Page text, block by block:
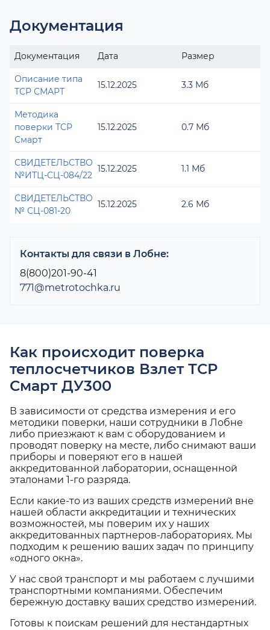
Документация
Документация Дата Размер
Описание типа
ТСР СМАРТ
15.12.2025 3.3 Мб
Методика
поверки ТСР
Смарт
15.12.2025 0.7 Мб
СВИДЕТЕЛЬСТВО
№ИТЦ-СЦ-084/22
15.12.2025 1.1 Мб
СВИДЕТЕЛЬСТВО
№ СЦ-081-20
15.12.2025 2.6 Мб
Контакты для связи в Лобне:
8(800)201-90-41
771@metrotochka.ru
Как происходит поверка
теплосчетчиков Взлет ТСР
Смарт ДУ300
В зависимости от средства измерения и его
методики поверки, наши сотрудники в Лобне
либо приезжают к вам с оборудованием и
проводят поверку на месте, либо снимают ваши
приборы и поверяют его в нашей
аккредитованной лаборатории, оснащенной
эталонами 1-го разряда.
Если какие-то из ваших средств измерений вне
нашей области аккредитации и технических
возможностей, мы поверим их у наших
аккредитованных партнеров-лабораториях. Мы
подходим к решению ваших задач по принципу
«одного окна».
У нас свой транспорт и мы работаем с лучшими
транспортными компаниями. Обеспечим
бережную доставку ваших средство измерений.
Готовы к поискам решений для нестандартных